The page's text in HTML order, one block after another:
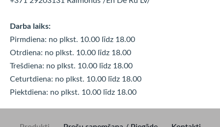
Darba laiks:
Pirmdiena: no plkst. 10.00 līdz 18.00
Otrdiena: no plkst. 10.00 līdz 18.00
Trešdiena: no plkst. 10.00 līdz 18.00
Ceturtdiena: no plkst. 10.00 līdz 18.00
Piektdiena: no plkst. 10.00 līdz 18.00